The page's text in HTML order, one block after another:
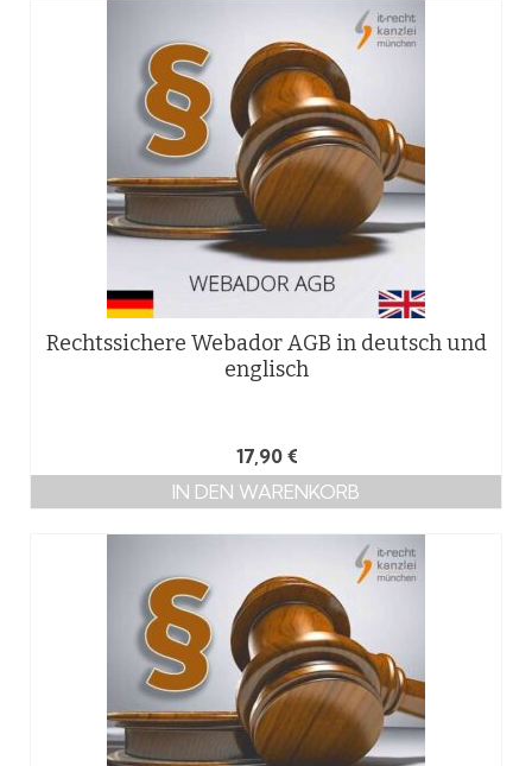
Rechtssichere Webador AGB in deutsch und
englisch
17,90 €
IN DEN WARENKORB